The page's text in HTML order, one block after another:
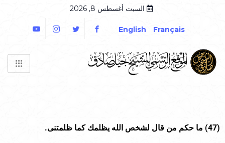
السبت أغسطس 8, 2026
Français
English
(47) ما حكم من قال لشخص الله يظلمك كما ظلمتنى.